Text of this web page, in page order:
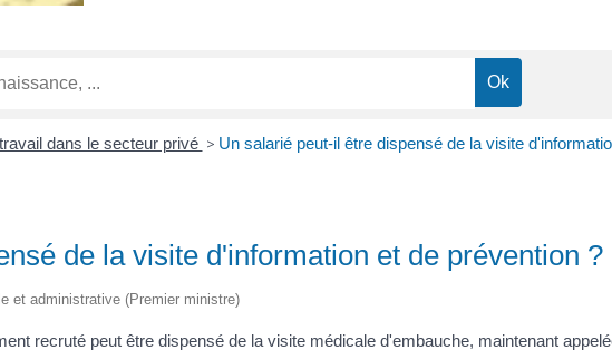
dans le secteur privé > Un salarié peut-il être dispensé de la visite
de la visite d'information et de prévention ?
et administrative (Premier ministre)
recruté peut être dispensé de la visite médicale d'embauche, maintenant